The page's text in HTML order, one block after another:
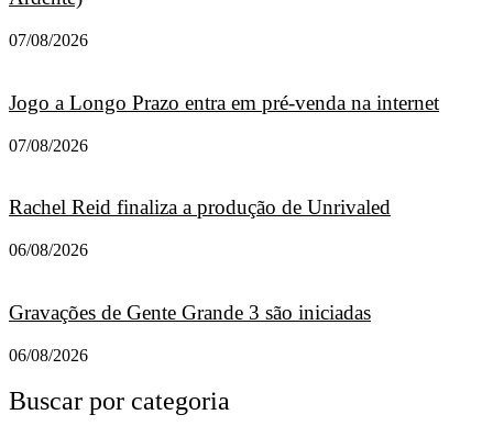
07/08/2026
Jogo a Longo Prazo entra em pré-venda na internet
07/08/2026
Rachel Reid finaliza a produção de Unrivaled
06/08/2026
Gravações de Gente Grande 3 são iniciadas
06/08/2026
Buscar por categoria